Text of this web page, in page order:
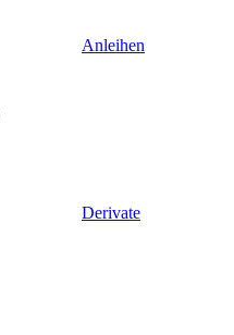
Anleihen
Derivate